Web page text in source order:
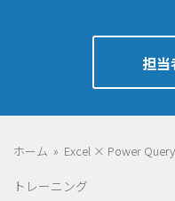
担当
ホーム » Excel × Power
トレーニング